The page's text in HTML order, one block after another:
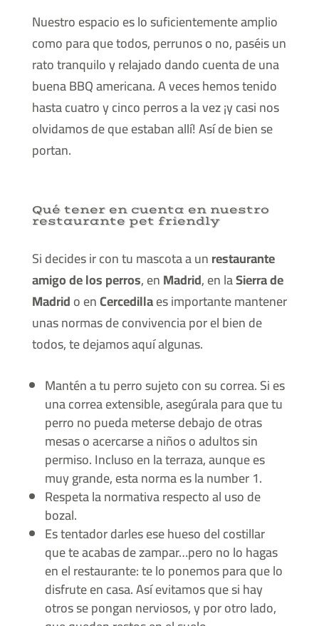
Nuestro espacio es lo suficientemente amplio
como para que todos, perrunos o no, paséis un
rato tranquilo y relajado dando cuenta de una
buena BBQ americana. A veces hemos tenido
hasta cuatro y cinco perros a la vez ¡y casi nos
olvidamos de que estaban allí! Así de bien se
portan.
Qué tener en cuenta en nuestro
restaurante pet friendly
Si decides ir con tu mascota a unrestaurante
amigo de los perros, enMadrid, en laSierra de
Madrido enCercedillaes importante mantener
unas normas de convivencia por el bien de
todos, te dejamos aquí algunas.
Mantén a tu perro sujeto con su correa. Si es
una correa extensible, asegúrala para que tu
perro no pueda meterse debajo de otras
mesas o acercarse a niños o adultos sin
permiso. Incluso en la terraza, aunque es
muy grande, esta norma es la number 1.
Respeta la normativa respecto al uso de
bozal.
Es tentador darles ese hueso del costillar
que te acabas de zampar…pero no lo hagas
en el restaurante: te lo ponemos para que lo
disfrute en casa. Así evitamos que si hay
otros se pongan nerviosos, y por otro lado,